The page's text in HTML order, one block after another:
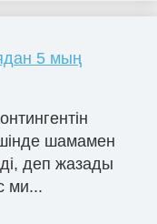
5 мың
шамамен
деп жазады
ми...